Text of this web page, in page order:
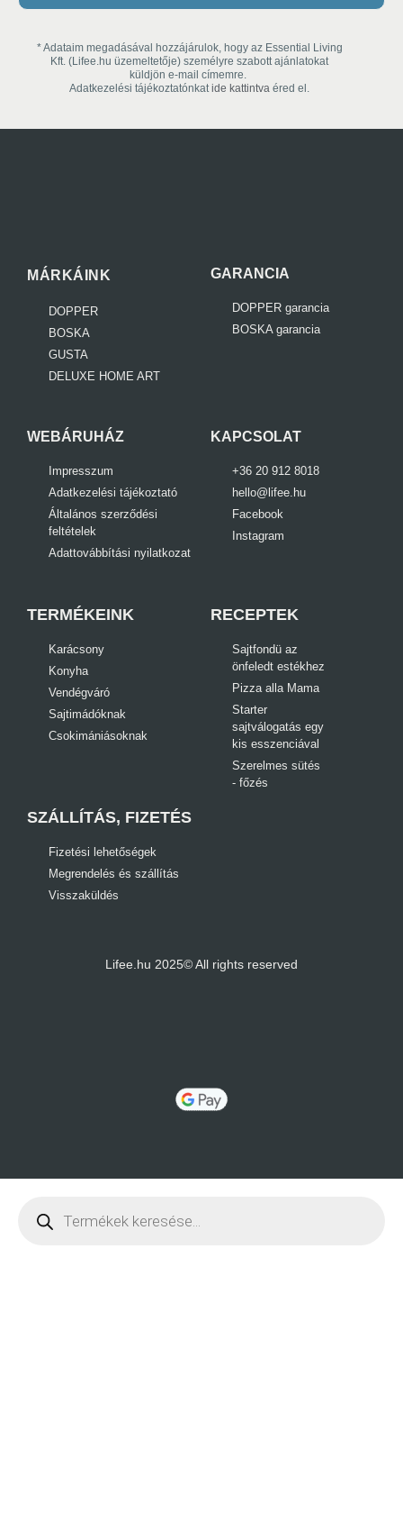
* Adataim megadásával hozzájárulok, hogy az Essential Living
Kft. (Lifee.hu üzemeltetője) személyre szabott ajánlatokat
küldjön e-mail címemre.
Adatkezelési tájékoztatónkatide kattintva éred el.
MÁRKÁINK
DOPPER
BOSKA
GUSTA
DELUXE HOME ART
GARANCIA
DOPPER garancia
BOSKA garancia
WEBÁRUHÁZ
Impresszum
Adatkezelési tájékoztató
Általános szerződési
feltételek
Adattovábbítási nyilatkozat
KAPCSOLAT
+36 20 912 8018
hello@lifee.hu
Facebook
Instagram
TERMÉKEINK
Karácsony
Konyha
Vendégváró
Sajtimádóknak
Csokimániásoknak
RECEPTEK
Sajtfondü az
önfeledt estékhez
Pizza alla Mama
Starter
sajtválogatás egy
kis esszenciával
Szerelmes sütés
- főzés
SZÁLLÍTÁS, FIZETÉS
Fizetési lehetőségek
Megrendelés és szállítás
Visszaküldés
Lifee.hu 2025© All rights reserved